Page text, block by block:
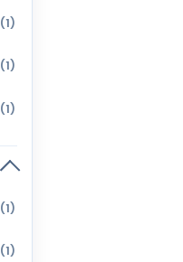
(1)
(1)
(1)
(1)
(1)